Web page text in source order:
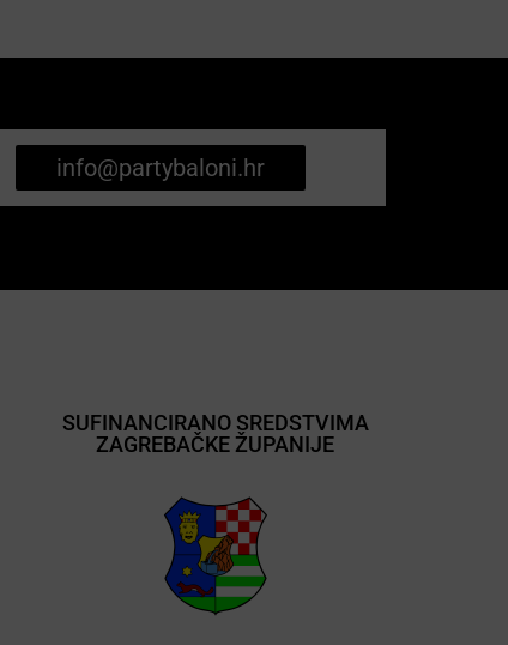
info@partybaloni.hr
SUFINANCIRANO SREDSTVIMA
ZAGREBAČKE ŽUPANIJE